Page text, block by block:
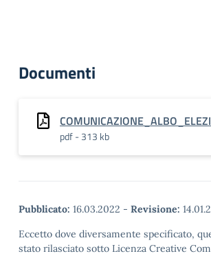
Documenti
pdf - 313 kb
Pubblicato: 16.03.2022 - Revisione:
Eccetto dove diversamente specificato,
stato rilasciato sotto Licenza Creative